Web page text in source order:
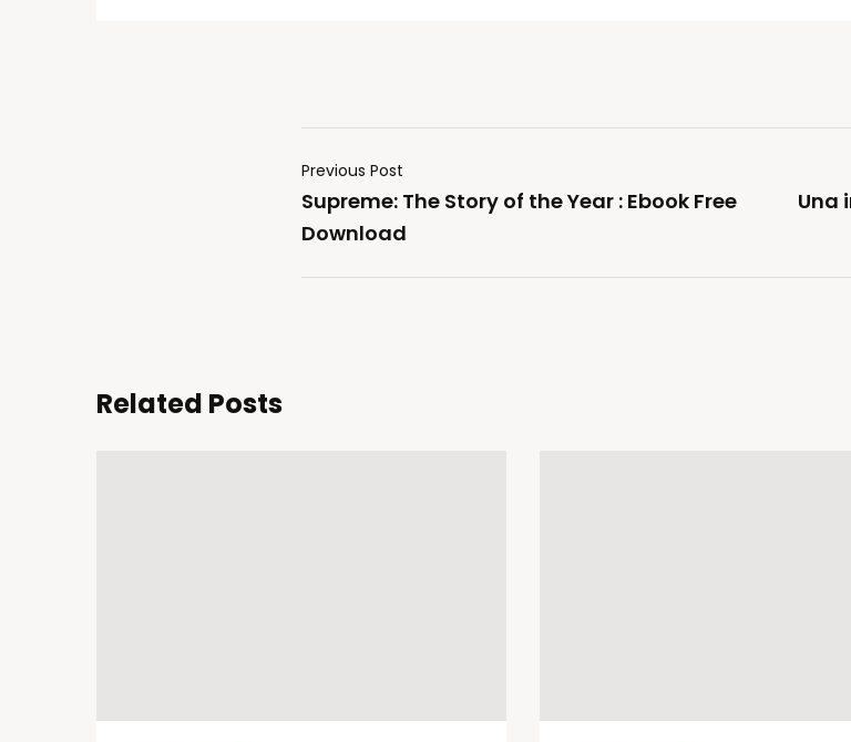
Previous Post
Supreme: The Story of the Year : Ebook Free
Download
Una
Related Posts